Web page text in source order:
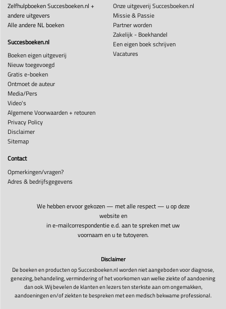
Zelfhulpboeken Succesboeken.nl +
andere uitgevers
Alle andere NL boeken
Succesboeken.nl
Boeken eigen uitgeverij
Nieuw toegevoegd
Gratis e-boeken
Ontmoet de auteur
Media/Pers
Video's
Algemene Voorwaarden + retouren
Privacy Policy
Disclaimer
Sitemap
Onze uitgeverij Succesboeken.nl
Missie & Passie
Partner worden
Zakelijk - Boekhandel
Een eigen boek schrijven
Vacatures
Contact
Opmerkingen/vragen?
Adres & bedrijfsgegevens
We hebben ervoor gekozen — met alle respect — u op deze
website en
in e-mailcorrespondentie e.d. aan te spreken met uw
voornaam en u te tutoyeren.
Disclaimer
De boeken en producten op Succesboeken.nl worden niet aangeboden voor diagnose,
genezing, behandeling, vermindering of het voorkomen van welke ziekte of aandoening
dan ook. Wij bevelen de klanten en lezers ten sterkste aan om ongemakken,
aandoeningen en/of ziekten te bespreken met een medisch bekwame professional.